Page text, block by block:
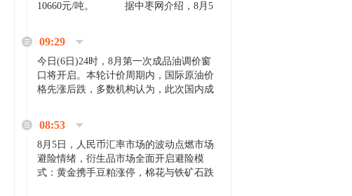
10660元/吨。 据中枣网介绍，8月5
家好货依旧惜售挺...
09:29
今日(6日)24时，8月第一次成品油调价窗
口将开启。本轮计价周期内，国际原油价
格先涨后跌，多数机构认为，此次国内成
08:53
8月5日，人民币汇率市场的波动点燃市场
避险情绪，衍生品市场全面开启避险模
式：黄金携手豆粕涨停，棉花与铁矿石跌